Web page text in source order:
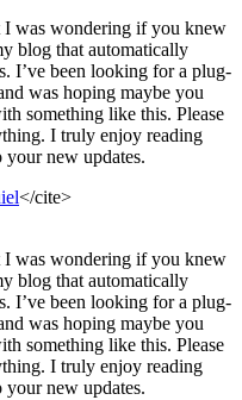
was wondering if you knew
blog that automatically
I’ve been looking for a plug-
was hoping maybe you
something like this. Please
I truly enjoy reading
new updates.
</cite>
was wondering if you knew
blog that automatically
I’ve been looking for a plug-
was hoping maybe you
something like this. Please
I truly enjoy reading
new updates.